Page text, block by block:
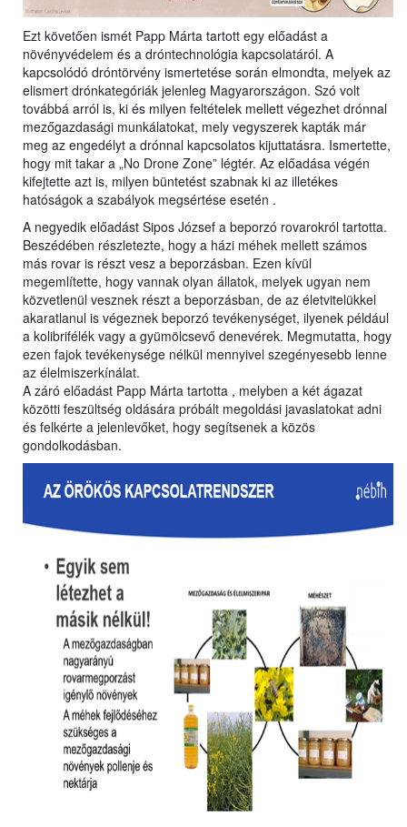
Ezt követően ismét Papp Márta tartott egy előadást a
növényvédelem és a dróntechnológia kapcsolatáról. A
kapcsolódó dróntörvény ismertetése során elmondta, melyek az
elismert drónkategóriák jelenleg Magyarországon. Szó volt
továbbá arról is, ki és milyen feltételek mellett végezhet drónnal
mezőgazdasági munkálatokat, mely vegyszerek kapták már
meg az engedélyt a drónnal kapcsolatos kijuttatásra. Ismertette,
hogy mit takar a „No Drone Zone” légtér. Az előadása végén
kifejtette azt is, milyen büntetést szabnak ki az illetékes
hatóságok a szabályok megsértése esetén .
A negyedik előadást Sipos József a beporzó rovarokról tartotta.
Beszédében részletezte, hogy a házi méhek mellett számos
más rovar is részt vesz a beporzásban. Ezen kívül
megemlítette, hogy vannak olyan állatok, melyek ugyan nem
közvetlenül vesznek részt a beporzásban, de az életvitelükkel
akaratlanul is végeznek beporzó tevékenységet, ilyenek például
a kolibrifélék vagy a gyümölcsevő denevérek. Megmutatta, hogy
ezen fajok tevékenysége nélkül mennyivel szegényesebb lenne
az élelmiszerkínálat.
A záró előadást Papp Márta tartotta , melyben a két ágazat
közötti feszültség oldására próbált megoldási javaslatokat adni
és felkérte a jelenlevőket, hogy segítsenek a közös
gondolkodásban.